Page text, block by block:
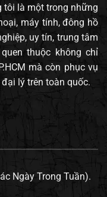
là một trong những
máy tính, đông hồ
uy tín, trung tâm
thuộc không chỉ
mà còn phục vụ
lý trên toàn quốc.
Ngày Trong Tuần).